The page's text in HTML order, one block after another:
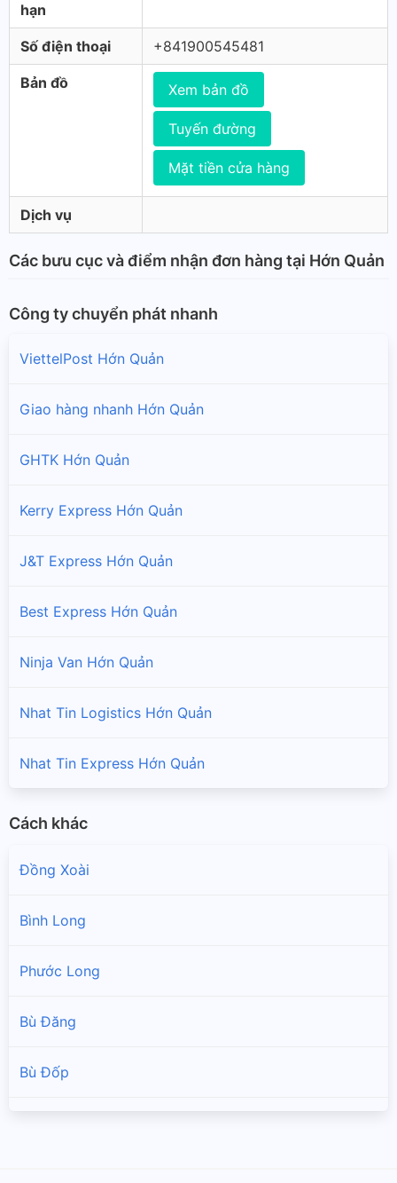
hạn
Số điện thoại +841900545481
Bản đồ Xem bản đồ
Tuyến đường
Mặt tiền cửa hàng
Dịch vụ
Các bưu cục và điểm nhận đơn hàng tại Hớn Quản
Công ty chuyển phát nhanh
ViettelPost Hớn Quản
Giao hàng nhanh Hớn Quản
GHTK Hớn Quản
Kerry Express Hớn Quản
J&T Express Hớn Quản
Best Express Hớn Quản
Ninja Van Hớn Quản
Nhat Tin Logistics Hớn Quản
Nhat Tin Express Hớn Quản
Cách khác
Đồng Xoài
Bình Long
Phước Long
Bù Đăng
Bù Đốp